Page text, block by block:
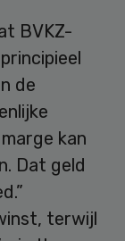
BVKZ-
de
kan
Dat geld
terwijl